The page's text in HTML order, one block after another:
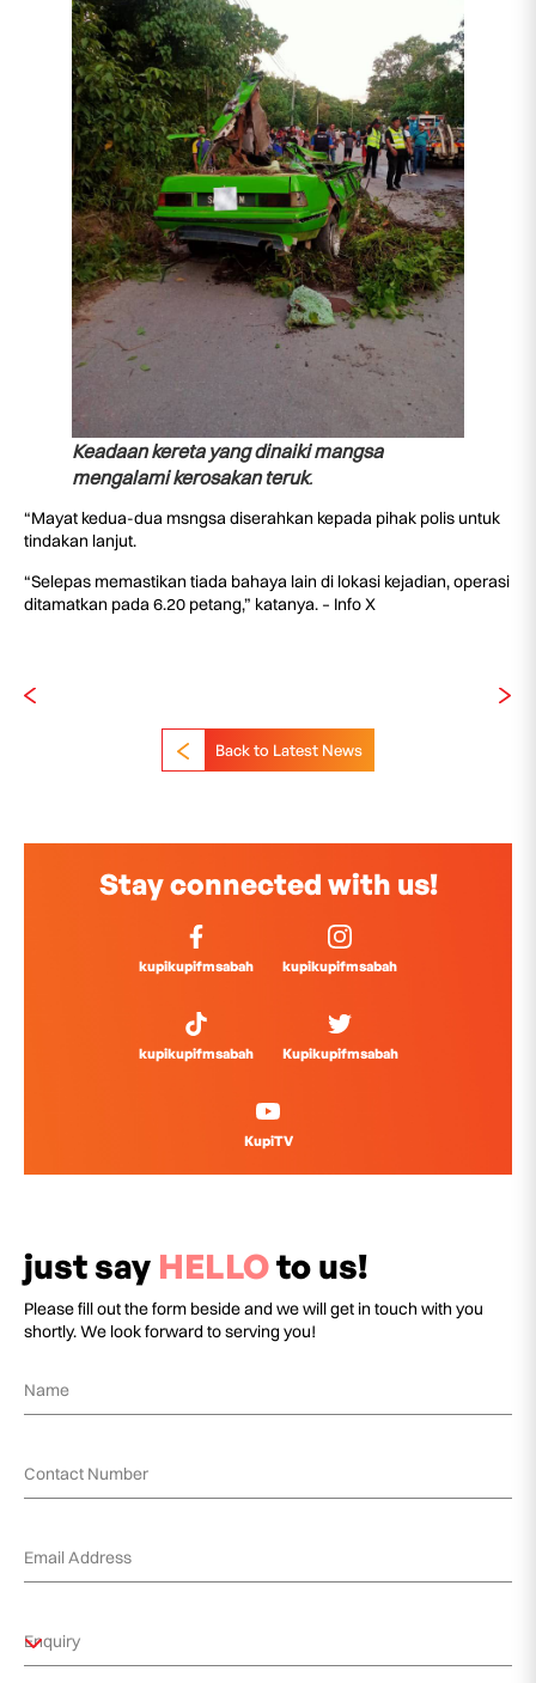
Keadaan kereta yang dinaiki mangsa
mengalami kerosakan teruk.
“Mayat kedua-dua msngsa diserahkan kepada pihak polis untuk
tindakan lanjut.
“Selepas memastikan tiada bahaya lain di lokasi kejadian, operasi
ditamatkan pada 6.20 petang,” katanya. – Info X
Back to Latest News
Stay connected with us!
kupikupifmsabah kupikupifmsabah
kupikupifmsabah Kupikupifmsabah
KupiTV
just say HELLOto us!
Please fill out the form beside and we will get in touch with you
shortly. We look forward to serving you!